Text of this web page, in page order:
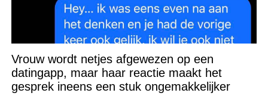
Vrouw wordt netjes afgewezen op een
datingapp, maar haar reactie maakt het
gesprek ineens een stuk ongemakkelijker